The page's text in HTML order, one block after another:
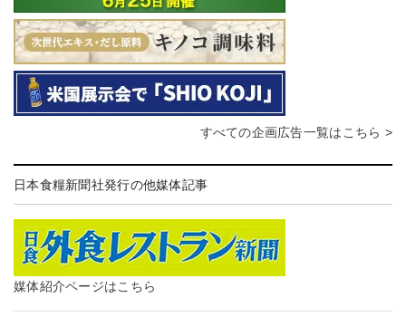
すべての企画広告一覧はこちら >
日本食糧新聞社発行の他媒体記事
媒体紹介ページはこちら